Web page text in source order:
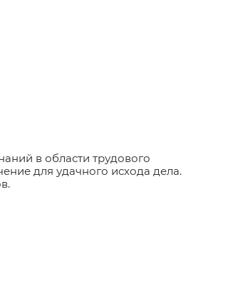
в области трудового
для удачного исхода дела.